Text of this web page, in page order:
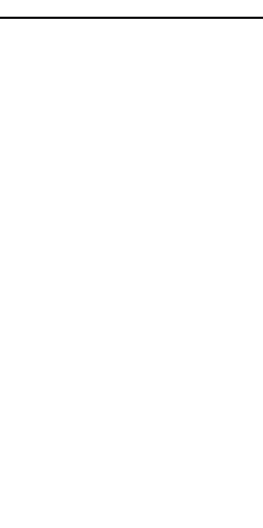
gəzən